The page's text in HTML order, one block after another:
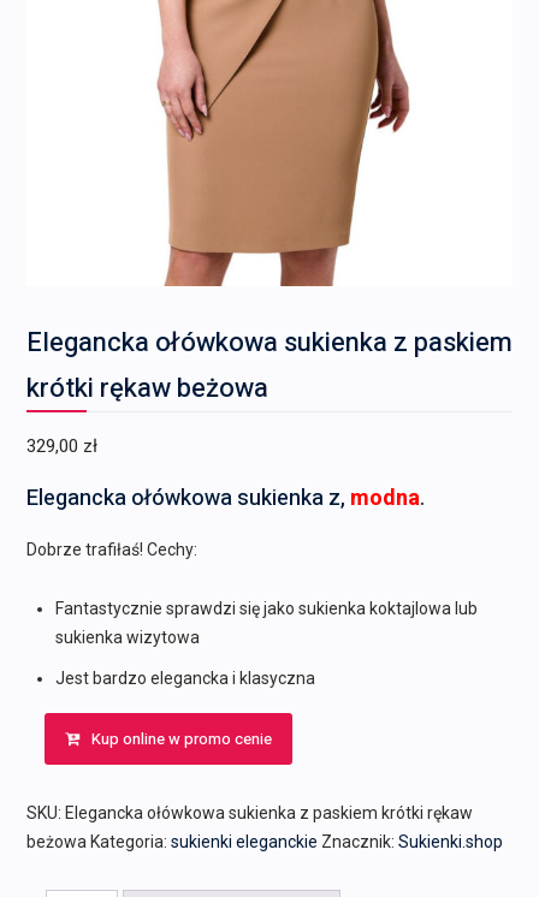
Elegancka ołówkowa sukienka z paskiem
krótki rękaw beżowa
329,00 zł
Elegancka ołówkowa sukienka z, modna.
Dobrze trafiłaś! Cechy:
Fantastycznie sprawdzi się jako sukienka koktajlowa lub
sukienka wizytowa
Jest bardzo elegancka i klasyczna
Kup online w promo cenie
SKU: Elegancka ołówkowa sukienka z paskiem krótki rękaw
beżowa Kategoria: sukienki eleganckie Znacznik: Sukienki.shop